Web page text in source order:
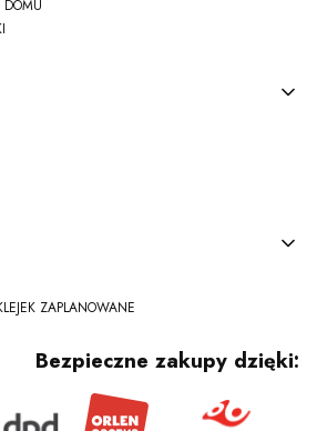
DOMU
ZAPLANOWANE
Bezpieczne zakupy dzięki: